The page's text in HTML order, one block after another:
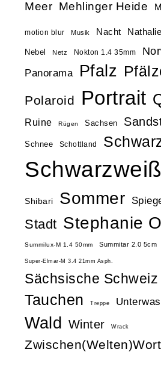
Meer Mehlinger Heide
motion blur Musik Nacht
Nebel Netz Nokton 1.4 35mm
Panorama Pfalz
Polaroid Portrait
Ruine Rügen Sachsen
Schnee Schottland
Schwarzweiß
Shibari Sommer
Stadt Stephanie
Summilux-M 1.4 50mm Summitar 2.0 5cm
Super-Elmar-M 3.4 21mm Asph.
Sächsische Schweiz
Tauchen
Treppe
Wald Winter Wrack